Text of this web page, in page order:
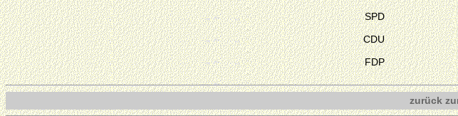
SPD
CDU
FDP
zurück